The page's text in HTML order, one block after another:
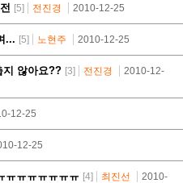
[5] 전진경 2010-12-25
... [5] 노현주 2010-12-25
않아요?? [3] 전진경
2010-12-
12-25
12-25
ㅠㅠㅠㅠㅠㅠㅠ [4] 최진선
2010-